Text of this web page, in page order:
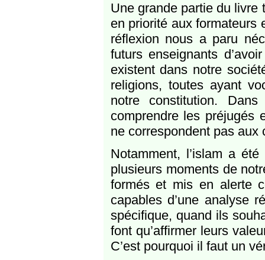
Une grande partie du livre
en priorité aux formateurs
réflexion nous a paru
futurs enseignants
existent dans notre
religions, toutes ayant
notre constitution.
comprendre les préjugés
ne correspondent pas aux
Notamment, l’islam a
plusieurs moments de
formés et mis en alerte
capables d’une analyse
spécifique, quand ils
font qu’affirmer leurs
C’est pourquoi il faut un